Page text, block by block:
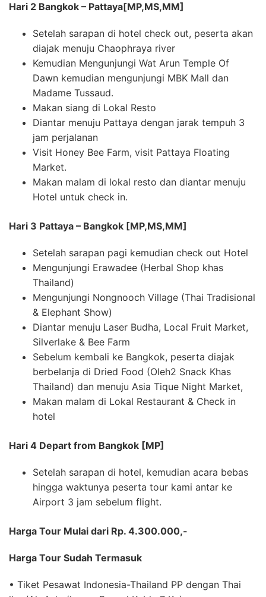
Hari 2 Bangkok – Pattaya[MP,MS,MM]
Setelah sarapan di hotel check out, peserta akan
diajak menuju Chaophraya river
Kemudian Mengunjungi Wat Arun Temple Of
Dawn kemudian mengunjungi MBK Mall dan
Madame Tussaud.
Makan siang di Lokal Resto
Diantar menuju Pattaya dengan jarak tempuh 3
jam perjalanan
Visit Honey Bee Farm, visit Pattaya Floating
Market.
Makan malam di lokal resto dan diantar menuju
Hotel untuk check in.
Hari 3 Pattaya – Bangkok [MP,MS,MM]
Setelah sarapan pagi kemudian check out Hotel
Mengunjungi Erawadee (Herbal Shop khas
Thailand)
Mengunjungi Nongnooch Village (Thai Tradisional
& Elephant Show)
Diantar menuju Laser Budha, Local Fruit Market,
Silverlake & Bee Farm
Sebelum kembali ke Bangkok, peserta diajak
berbelanja di Dried Food (Oleh2 Snack Khas
Thailand) dan menuju Asia Tique Night Market,
Makan malam di Lokal Restaurant & Check in
hotel
Hari 4 Depart from Bangkok [MP]
Setelah sarapan di hotel, kemudian acara bebas
hingga waktunya peserta tour kami antar ke
Airport 3 jam sebelum flight.
Harga Tour Mulai dari Rp. 4.300.000,-
Harga Tour Sudah Termasuk
• Tiket Pesawat Indonesia-Thailand PP dengan Thai